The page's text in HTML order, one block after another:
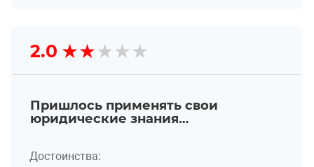
2.0 ★★★★★
Пришлось применять свои
юридические знания…
Достоинства: